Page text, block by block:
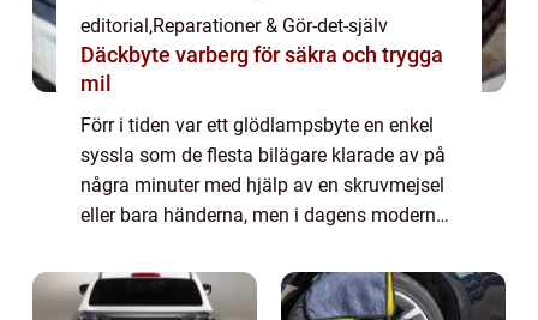
editorial,Reparationer & Gör-det-själv
Däckbyte varberg för säkra och trygga
mil
Förr i tiden var ett glödlampsbyte en enkel
syssla som de flesta bilägare klarade av på
några minuter med hjälp av en skruvmejsel
eller bara händerna, men i dagens moderna